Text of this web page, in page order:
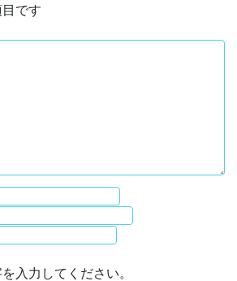
です
入力してください。